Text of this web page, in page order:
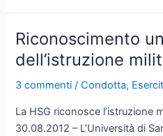
allo
sbando
Riconoscimento
dell’istruzione
3 commenti /Condotta,
La HSG riconosce l’istruzione
30.08.2012 – L’Università di